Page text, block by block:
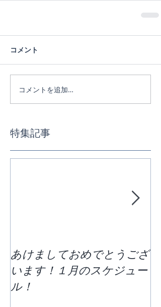
コメント
コメントを追加…
特集記事
あけましておめでとうござ
います！１月のスケジュー
ル！